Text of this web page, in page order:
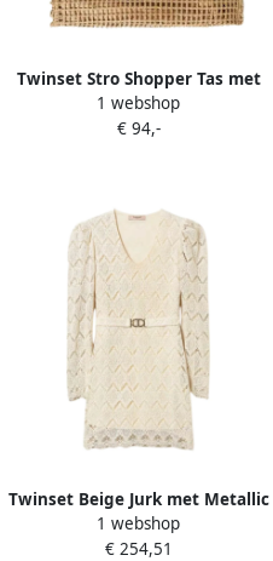
Twinset Stro Shopper Tas met
Bedel Beige Dames
1 webshop
€ 94,-
Twinset Beige Jurk met Metallic
Logo Plaque Beige Dames
1 webshop
€ 254,51